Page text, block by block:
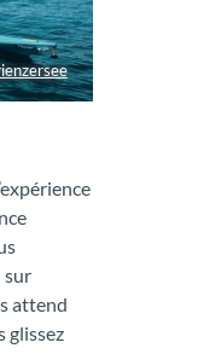
sur
attend
glissez